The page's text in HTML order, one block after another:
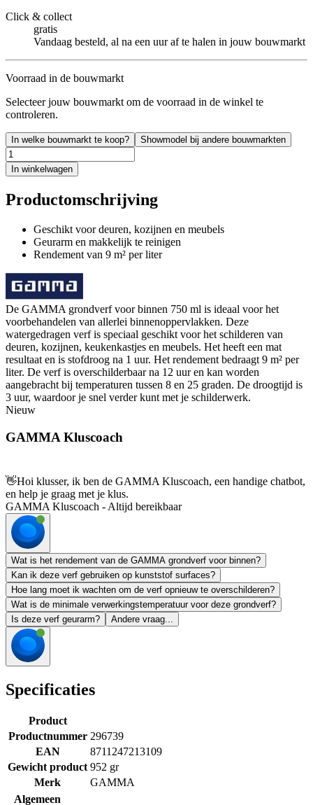
Click & collect
gratis
Vandaag besteld, al na een uur af te halen in jouw bouwmarkt
Voorraad in de bouwmarkt
Selecteer jouw bouwmarkt om de voorraad in de winkel te
controleren.
In welke bouwmarkt te koop? Showmodel bij andere bouwmarkten
In winkelwagen
Productomschrijving
Geschikt voor deuren, kozijnen en meubels
Geurarm en makkelijk te reinigen
Rendement van 9 m² per liter
De GAMMA grondverf voor binnen 750 ml is ideaal voor het
voorbehandelen van allerlei binnenoppervlakken. Deze
watergedragen verf is speciaal geschikt voor het schilderen van
deuren, kozijnen, keukenkastjes en meubels. Het heeft een mat
resultaat en is stofdroog na 1 uur. Het rendement bedraagt 9 m² per
liter. De verf is overschilderbaar na 12 uur en kan worden
aangebracht bij temperaturen tussen 8 en 25 graden. De droogtijd is
3 uur, waardoor je snel verder kunt met je schilderwerk.
Nieuw
GAMMA Kluscoach
👋Hoi klusser, ik ben de GAMMA Kluscoach, een handige chatbot,
en help je graag met je klus.
GAMMA Kluscoach - Altijd bereikbaar
Wat is het rendement van de GAMMA grondverf voor binnen?
Kan ik deze verf gebruiken op kunststof surfaces?
Hoe lang moet ik wachten om de verf opnieuw te overschilderen?
Wat is de minimale verwerkingstemperatuur voor deze grondverf?
Is deze verf geurarm?
Andere vraag...
Specificaties
Product
Productnummer 296739
EAN
8711247213109
Gewicht product 952 gr
Merk
GAMMA
Algemeen